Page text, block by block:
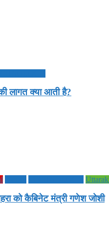
लागत क्या आती है?
को कैबिनेट मंत्री गणेश जोशी